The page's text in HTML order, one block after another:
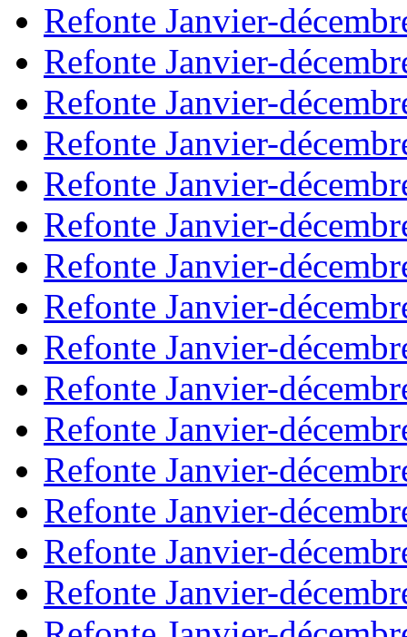
Refonte Janvier-
Refonte Janvier-
Refonte Janvier-
Refonte Janvier-
Refonte Janvier-
Refonte Janvier-
Refonte Janvier-
Refonte Janvier-
Refonte Janvier-
Refonte Janvier-
Refonte Janvier-
Refonte Janvier-
Refonte Janvier-
Refonte Janvier-
Refonte Janvier-